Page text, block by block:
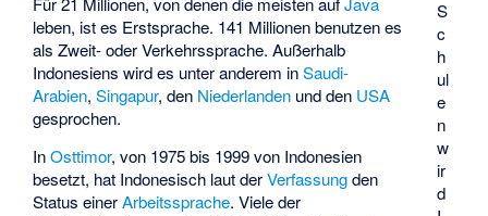
S
c
h
ul
e
n
w
ir
d
leben, ist es Erstsprache. 141 Millionen benutzen es
als Zweit- oder Verkehrssprache. Außerhalb
Indonesiens wird es unter anderem inSaudi-
Arabien,Singapur, den Niederlanden und den USA
gesprochen.
InOsttimor, von 1975 bis 1999 von Indonesien
besetzt, hat Indonesisch laut derVerfassungden
Status einerArbeitssprache. Viele der